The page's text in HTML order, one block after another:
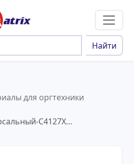
Найти
для оргтехники
C4127X…